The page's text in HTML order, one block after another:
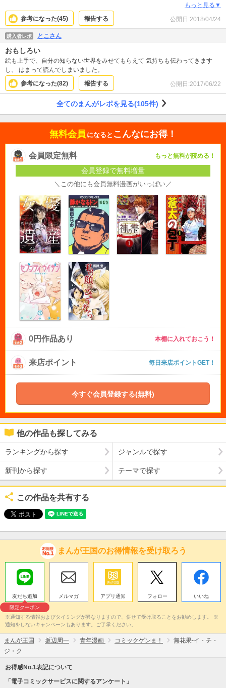
い漫画でした。 ネタが尽きちゃって、収集がつかなくなってしまったのか… あ
ともう1巻だして、スッキリさせてほしい作品です。
もっと見る▼
参考になった(45) 報告する 公開日:2018/04/24
購入者レポ とこさん
おもしろい
絵も上手で、自分の知らない世界をみせてもらえて 気持ちも伝わってきます
し、 はまって読んでしまいました。
参考になった(82) 報告する 公開日:2017/06/22
全てのまんがレポを見る(105件)
無料会員 になると こんなにお得！
会員限定無料 もっと無料が読める！
会員登録で無料増量
＼この他にも会員無料漫画がいっぱい／
0円作品あり 本棚に入れておこう！
来店ポイント 毎日来店ポイントGET！
今すぐ会員登録する(無料)
他の作品も探してみる
ランキングから探す ジャンルで探す
新刊から探す テーマで探す
この作品を共有する
まんが王国のお得情報を受け取ろう
友だち追加
限定クーポン
メルマガ アプリ通知 フォロー いいね
※通知する情報およびタイミングが異なりますので、併せて受け取ることをお勧めします。 ※
通知をしないキャンペーンもあります。ご了承ください。
まんが王国 坂辺周一 青年漫画 コミックゲンま！
無花果-イ・チ・
ジ・ク
お得感No.1表記について
「電子コミックサービスに関するアンケート」